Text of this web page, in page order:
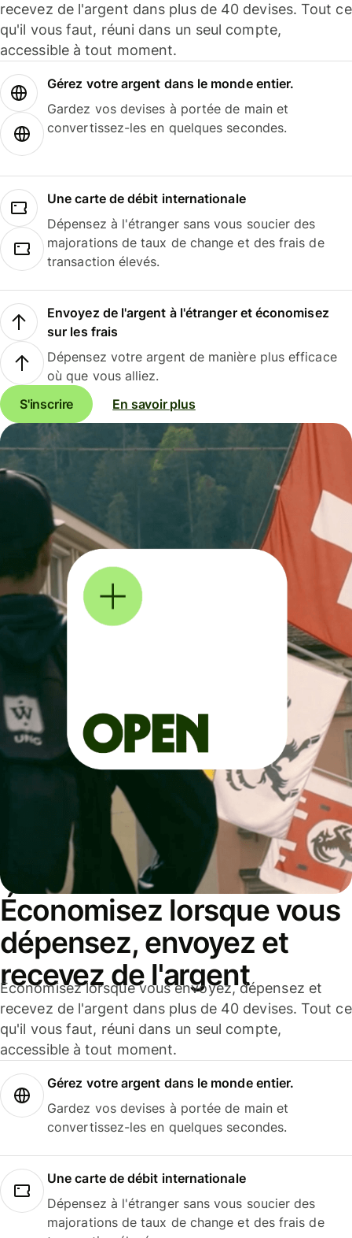
recevez de l'argent dans plus de 40 devises. Tout ce
qu'il vous faut, réuni dans un seul compte,
accessible à tout moment.
Gérez votre argent dans le monde entier.
Gardez vos devises à portée de main et
convertissez-les en quelques secondes.
Une carte de débit internationale
Dépensez à l'étranger sans vous soucier des
majorations de taux de change et des frais de
transaction élevés.
Envoyez de l'argent à l'étranger et économisez
sur les frais
Dépensez votre argent de manière plus efficace
où que vous alliez.
S'inscrire
En savoir plus
Économisez lorsque vous
dépensez, envoyez et
recevez de l'argent
Économisez lorsque vous envoyez, dépensez et
recevez de l'argent dans plus de 40 devises. Tout ce
qu'il vous faut, réuni dans un seul compte,
accessible à tout moment.
Gérez votre argent dans le monde entier.
Gardez vos devises à portée de main et
convertissez-les en quelques secondes.
Une carte de débit internationale
Dépensez à l'étranger sans vous soucier des
majorations de taux de change et des frais de